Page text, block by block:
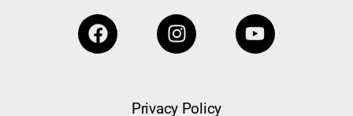
Privacy Policy